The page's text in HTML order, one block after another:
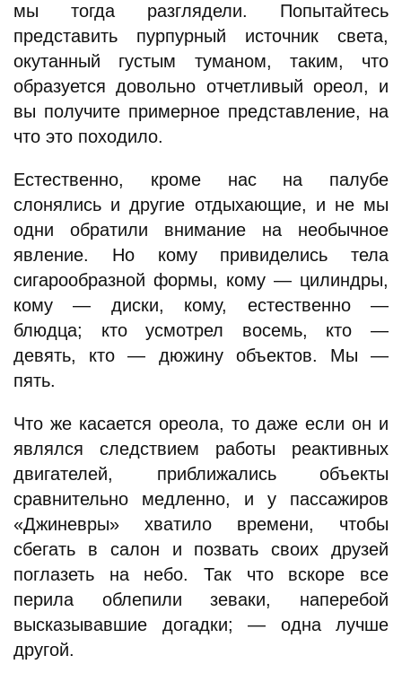
мы тогда разглядели. Попытайтесь
представить пурпурный источник света,
окутанный густым туманом, таким, что
образуется довольно отчетливый ореол, и
вы получите примерное представление, на
что это походило.
Естественно, кроме нас на палубе
слонялись и другие отдыхающие, и не мы
одни обратили внимание на необычное
явление. Но кому привиделись тела
сигарообразной формы, кому — цилиндры,
кому — диски, кому, естественно —
блюдца; кто усмотрел восемь, кто —
девять, кто — дюжину объектов. Мы —
пять.
Что же касается ореола, то даже если он и
являлся следствием работы реактивных
двигателей, приближались объекты
сравнительно медленно, и у пассажиров
«Джиневры» хватило времени, чтобы
сбегать в салон и позвать своих друзей
поглазеть на небо. Так что вскоре все
перила облепили зеваки, наперебой
высказывавшие догадки; — одна лучше
другой.